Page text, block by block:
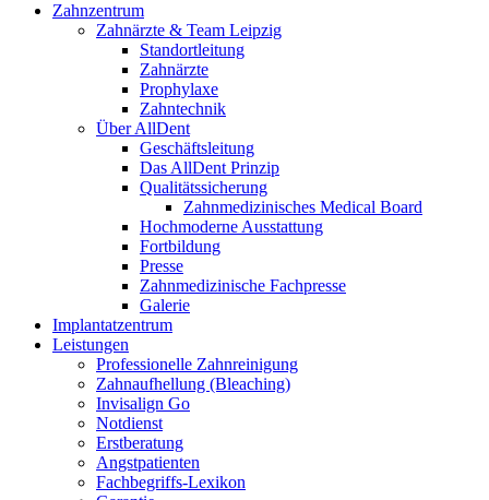
Zahnzentrum
Zahnärzte & Team Leipzig
Standortleitung
Zahnärzte
Prophylaxe
Zahntechnik
Über AllDent
Geschäftsleitung
Das AllDent Prinzip
Qualitätssicherung
Zahnmedizinisches Medical Board
Hochmoderne Ausstattung
Fortbildung
Presse
Zahnmedizinische Fachpresse
Galerie
Implantatzentrum
Leistungen
Professionelle Zahnreinigung
Zahnaufhellung (Bleaching)
Invisalign Go
Notdienst
Erstberatung
Angstpatienten
Fachbegriffs-Lexikon